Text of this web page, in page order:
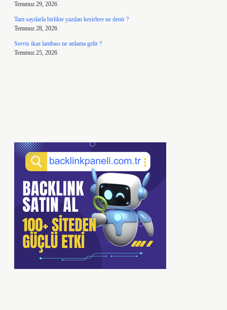
Temmuz 29, 2026
Tam sayılarla birlikte yazılan kesirlere ne denir ?
Temmuz 28, 2026
Servis ikaz lambası ne anlama gelir ?
Temmuz 25, 2026